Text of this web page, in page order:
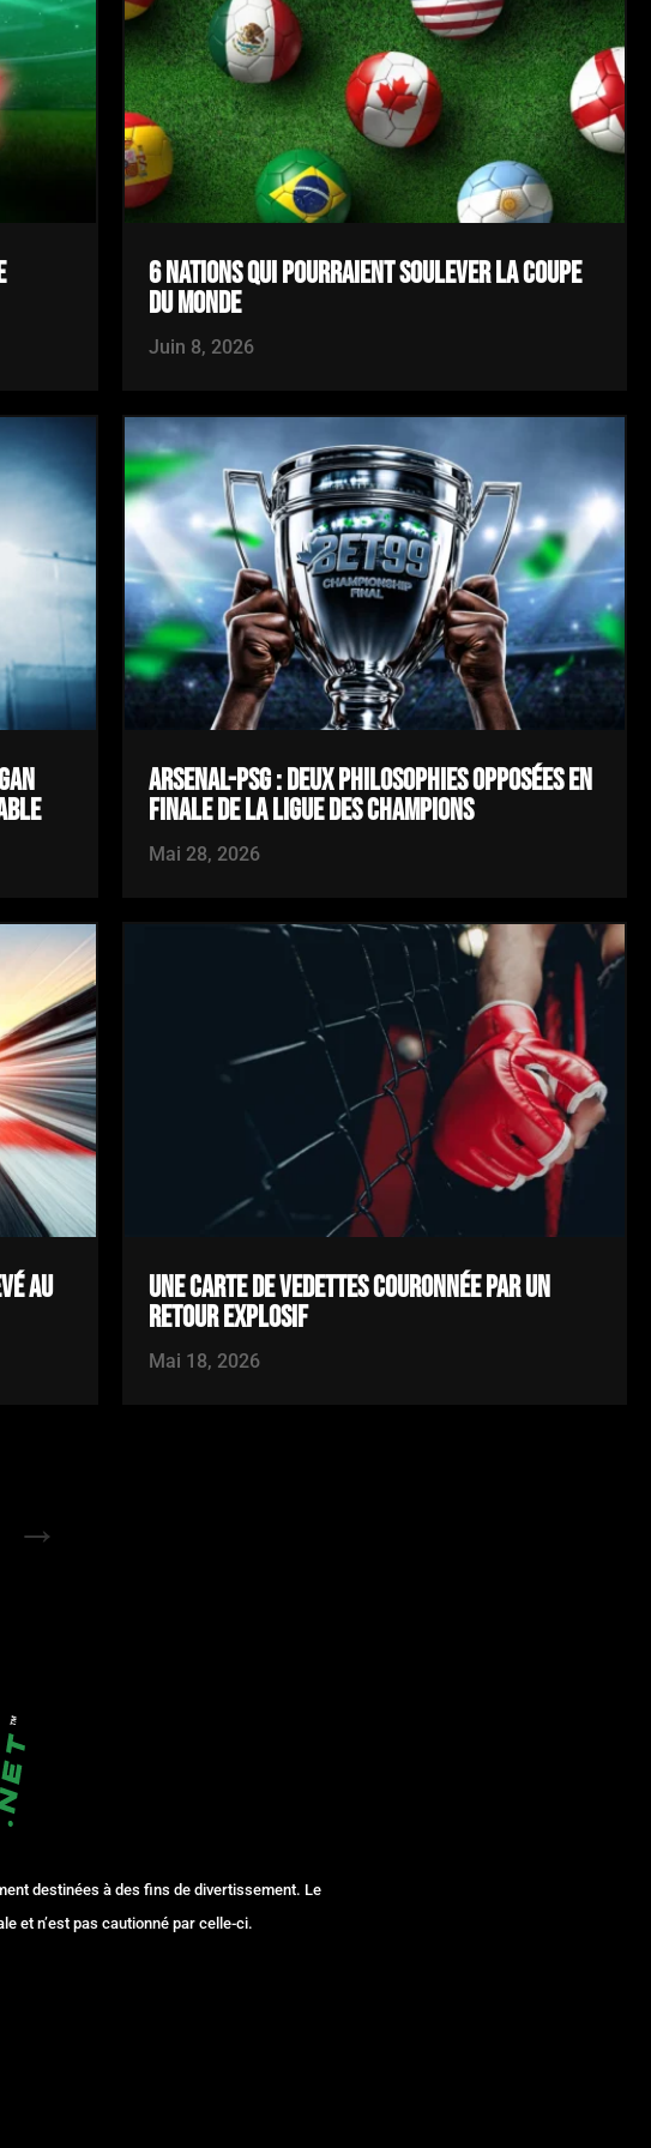
AU
6 NATIONS QUI POURRAIENT SOULEVER LA COUPE
DU MONDE
Juin 8, 2026
ARSENAL-PSG : DEUX PHILOSOPHIES OPPOSÉES EN
FINALE DE LA LIGUE DES CHAMPIONS
Mai 28, 2026
UNE CARTE DE VEDETTES COURONNÉE PAR UN
RETOUR EXPLOSIF
Mai 18, 2026
→
destinées à des fins de divertissement. Le
et n’est pas cautionné par celle-ci.